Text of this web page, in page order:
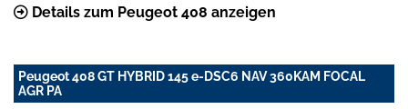
Details zum Peugeot 408 anzeigen
Peugeot 408 GT HYBRID 145 e-DSC6 NAV 360KAM FOCAL
AGR PA